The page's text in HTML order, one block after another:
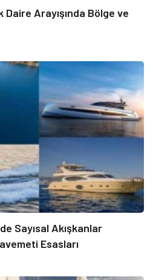
Daire Arayışında Bölge ve
Sayısal Akışkanlar
Esasları